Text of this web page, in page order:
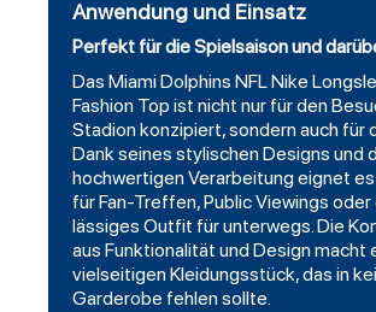
Anwendung und Einsatz
Perfekt für die Spielsaison und
Das Miami Dolphins NFL Nike
Fashion Top ist nicht nur für den
Stadion konzipiert, sondern auch für
Dank seines stylischen Designs und
hochwertigen Verarbeitung eignet
für Fan-Treffen, Public Viewings oder
lässiges Outfit für unterwegs. Die
aus Funktionalität und Design macht
vielseitigen Kleidungsstück, das in
Garderobe fehlen sollte.